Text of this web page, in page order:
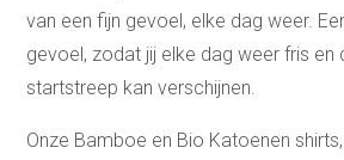
van een fijn gevoel, elke dag weer.
gevoel, zodat jij elke dag weer fris en
startstreep kan verschijnen.
Onze Bamboe en Bio Katoenen